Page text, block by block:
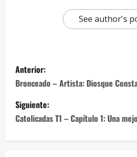
See author's
Anterior:
Bronceado – Artista: Diosque
Siguiente:
Catolicadas T1 – Capítulo 1: Una